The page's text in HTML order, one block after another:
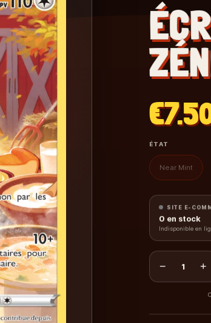
ÉTAT
Near Mint
SITE E-
0 en stock
Indisponible en
− 1 +